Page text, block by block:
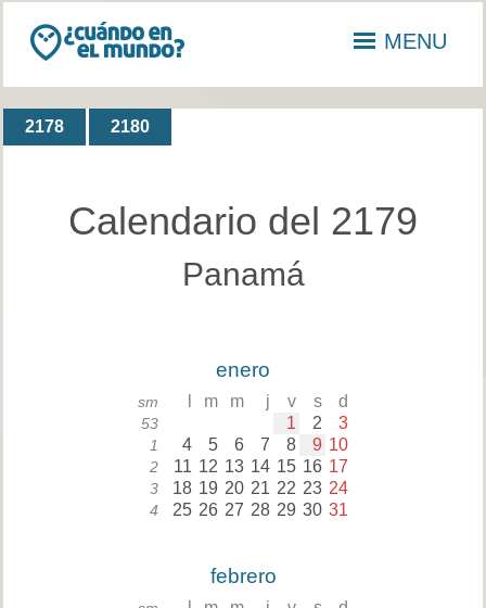
MENU
2178 2180
Calendario del 2179
Panamá
enero
sm m m j v s d
53 1 2 3
1 4 5 6 7 8 9 10
2 11 12 13 14 15 16 17
3 18 19 20 21 22 23 24
4 25 26 27 28 29 30 31
febrero